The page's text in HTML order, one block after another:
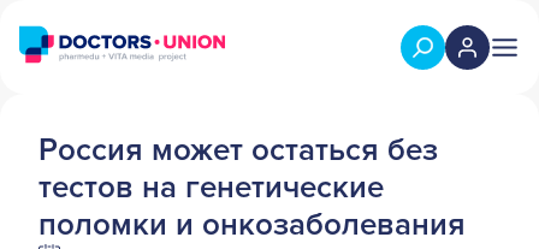
Россия может остаться без
тестов на генетические
поломки и онкозаболевания